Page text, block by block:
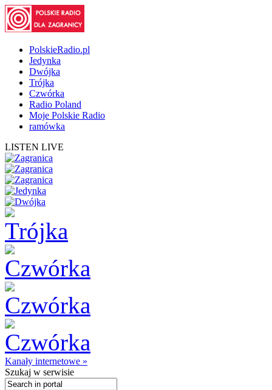
PolskieRadio.pl
Jedynka
Dwójka
Trójka
Czwórka
Radio Poland
Moje Polskie Radio
ramówka
LISTEN LIVE
Kanały internetowe »
Szukaj w serwisie